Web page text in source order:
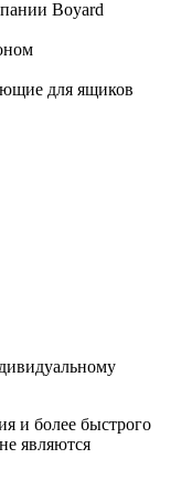
Boyard
для ящиков
и более быстрого
являются